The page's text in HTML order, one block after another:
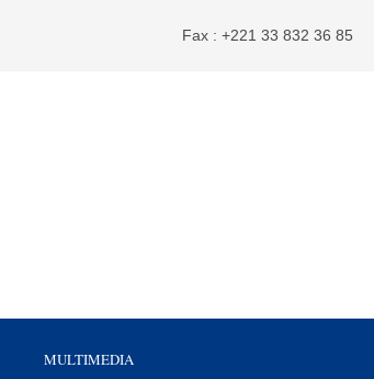
Fax : +221 33 832 36 85
MULTIMEDIA